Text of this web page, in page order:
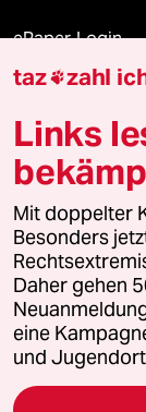
ePaper Login
Downloads für
© 2026 taz
Alle Rechte
wenden Sie sich
Feedback
Leitlinie
Seitenwende
taz zahl
Links
Mit doppelter
Besonders
Daher gehen
eine
und